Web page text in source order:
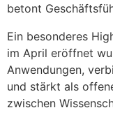
betont
Ein besonderes
im April eröffnet
Anwendungen,
und stärkt als
zwischen